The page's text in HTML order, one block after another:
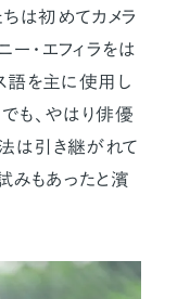
は初めてカメラ
・エフィラをは
語を主に使用し
も、やはり俳優
は引き継がれて
みもあったと濱